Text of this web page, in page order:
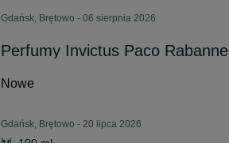
Gdańsk, Brętowo - 06 sierpnia 2026
Perfumy Invictus Paco Rabanne
Nowe
Gdańsk, Brętowo - 20 lipca 2026